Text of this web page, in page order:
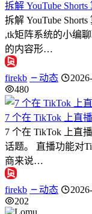
拆解 YouTube
拆解 YouTube
,tk矩阵系统的小编
的内容形…
firekb 动态
480
7 个在 TikTok 上直
7 个在 TikTok 上直
话题。 直播功能对
商来说…
firekb 动态
202